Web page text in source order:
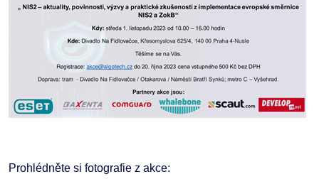
Prohlédněte si fotografie z akce: